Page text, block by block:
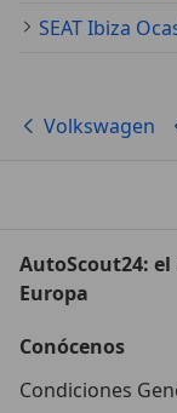
SEAT Ibiza
Volkswagen
AutoScout24:
Europa
Conócenos
Condiciones